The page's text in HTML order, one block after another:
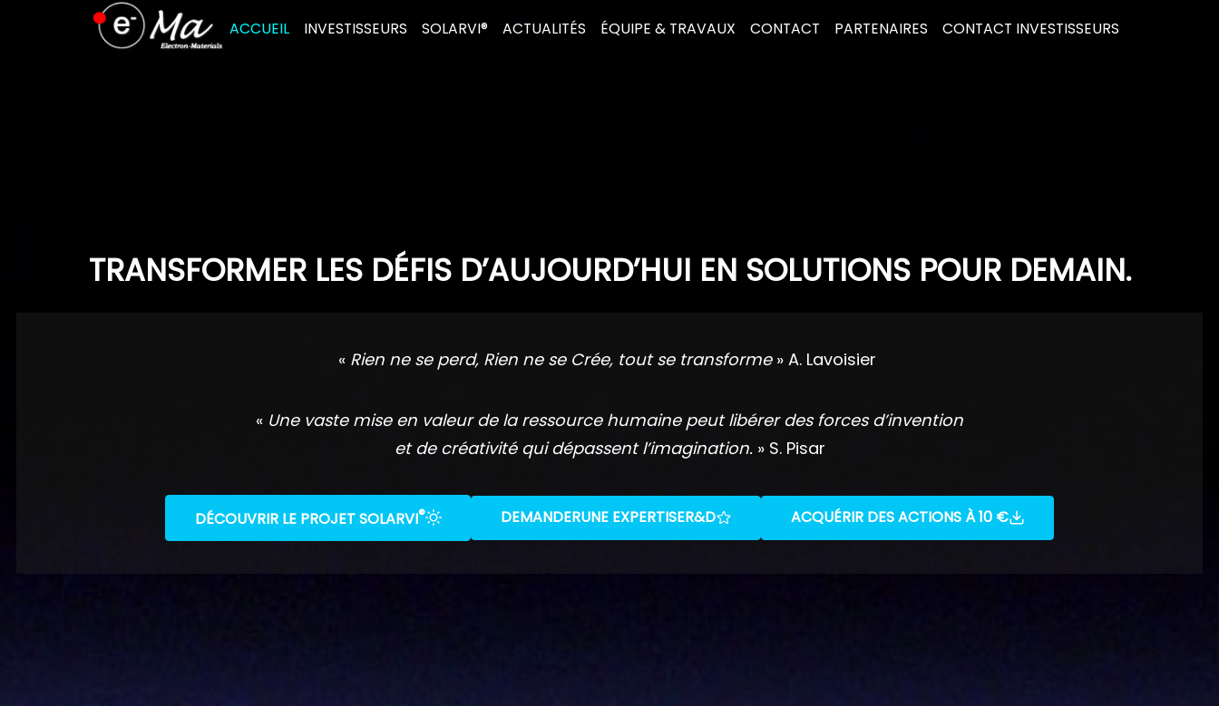
ACCUEIL INVESTISSEURS SOLARVI® ACTUALITÉS ÉQUIPE & TRAVAUX CONTACT PARTENAIRES CONTACT INVESTISSEURS
TRANSFORMER LES DÉFIS D’AUJOURD’HUI EN SOLUTIONS POUR DEMAIN.
« Rien ne se perd, Rien ne se Crée, tout se transforme » A. Lavoisier
« Une vaste mise en valeur de la ressource humaine peut libérer des forces d’invention
et de créativité qui dépassent l’imagination.» S. Pisar
DÉCOUVRIR LE PROJET SOLARVI® DEMANDERUNE EXPERTISER&D ACQUÉRIR DES ACTIONS À 10 €